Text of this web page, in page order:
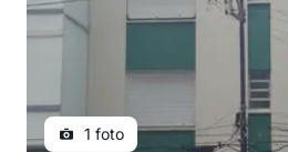
1 foto